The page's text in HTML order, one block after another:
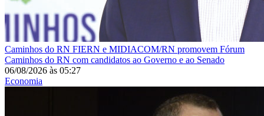
Caminhos do RN FIERN e MIDIACOM/RN promovem Fórum
Caminhos do RN com candidatos ao Governo e ao Senado
06/08/2026 às 05:27
Economia